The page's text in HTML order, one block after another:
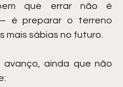
que errar não é
é preparar o terreno
mais sábias no futuro.
avanço, ainda que não